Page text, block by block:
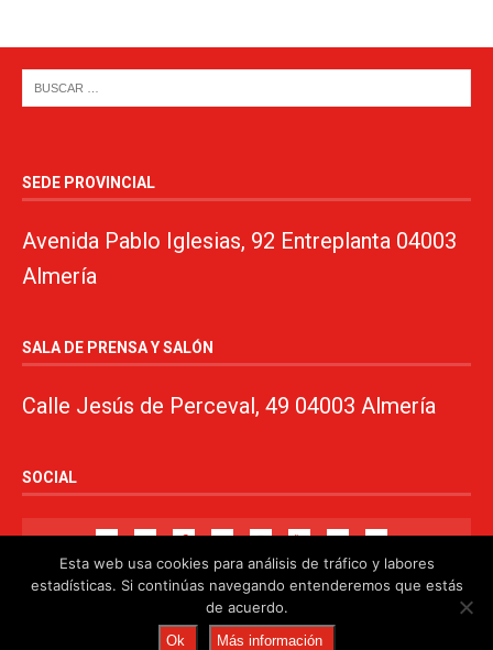
SEDE PROVINCIAL
Avenida Pablo Iglesias, 92 Entreplanta 04003
Almería
SALA DE PRENSA Y SALÓN
Calle Jesús de Perceval, 49 04003 Almería
SOCIAL
© 2024. PSOE de Almería · 950750000 ·www.psoealmeria.com
Esta web usa cookies para análisis de tráfico y labores
estadísticas. Si continúas navegando entenderemos que estás
de acuerdo.
Ok Más información